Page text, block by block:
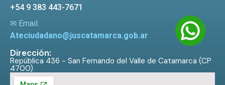
+54 9 383 443-7671
✉ Email:
Ateciudadano@juscatamarca.gob.ar
Dirección:
República 436 - San Fernando del Valle de Catamarca (CP
4700)